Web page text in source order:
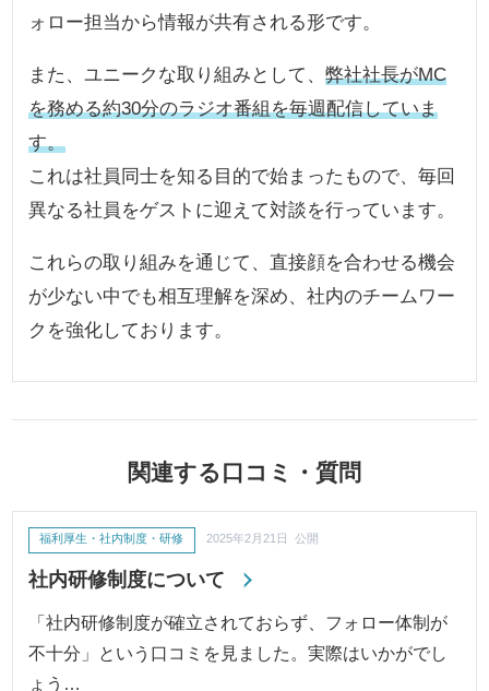
ォロー担当から情報が共有される形です。
また、ユニークな取り組みとして、弊社社長がMC
を務める約30分のラジオ番組を毎週配信していま
す。
これは社員同士を知る目的で始まったもので、毎回
異なる社員をゲストに迎えて対談を行っています。
これらの取り組みを通じて、直接顔を合わせる機会
が少ない中でも相互理解を深め、社内のチームワー
クを強化しております。
関連する口コミ・質問
社内研修制度について
福利厚生・社内制度・研修 2025年2月21日 公開
「社内研修制度が確立されておらず、フォロー体制が
不十分」という口コミを見ました。実際はいかがでし
ょう…